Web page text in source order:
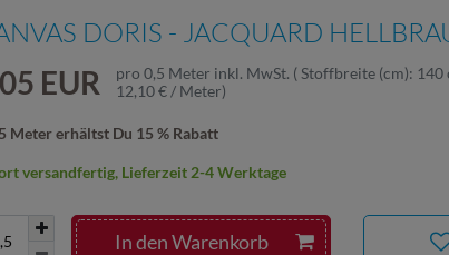
DORIS - JACQUARD
EUR pro 0,5 Meter inkl. MwSt. ( Stoffbreite (cm):
12,10 € / Meter)
Meter erhältst Du 15 % Rabatt
In den Warenkorb
versandfertig, Lieferzeit 2-4 Werktage